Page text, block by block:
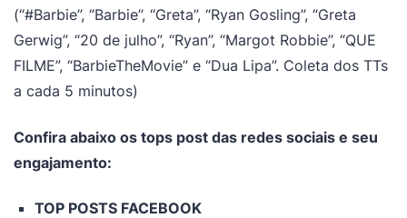
(“#Barbie”, “Barbie”, “Greta”, “Ryan Gosling”, “Greta
Gerwig”, “20 de julho”, “Ryan”, “Margot Robbie”, “QUE
FILME”, “BarbieTheMovie” e “Dua Lipa”. Coleta dos TTs
a cada 5 minutos)
Confira abaixo os tops post das redes sociais e seu
engajamento:
TOP POSTS FACEBOOK